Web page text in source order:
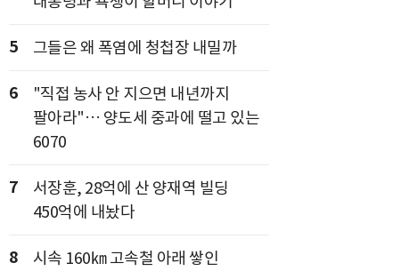
5 그들은 왜 폭염에 청첩장 내밀까
6
"직접 농사 안 지으면 내년까지
팔아라"… 양도세 중과에 떨고 있는
6070
7
서장훈, 28억에 산 양재역 빌딩
450억에 내놨다
8
시속 160㎞ 고속철 아래 쌓인